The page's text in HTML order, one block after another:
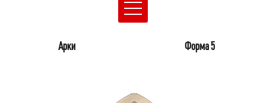
Арки Форма 5